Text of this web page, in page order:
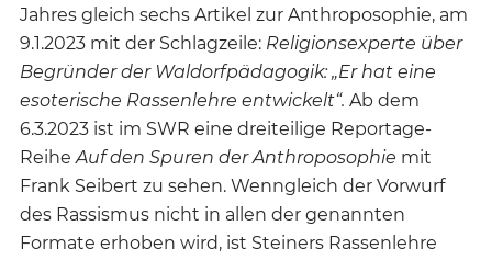
Jahres gleich sechs Artikel zur Anthroposophie, am
9.1.2023 mit der Schlagzeile: Religionsexperte über
Begründer der Waldorfpädagogik: „Er hat eine
esoterische Rassenlehre entwickelt“. Ab dem
6.3.2023 ist im SWR eine dreiteilige Reportage-
ReiheAuf den Spuren der Anthroposophie mit
Frank Seibert zu sehen. Wenngleich der Vorwurf
des Rassismus nicht in allen der genannten
Formate erhoben wird, ist Steiners Rassenlehre